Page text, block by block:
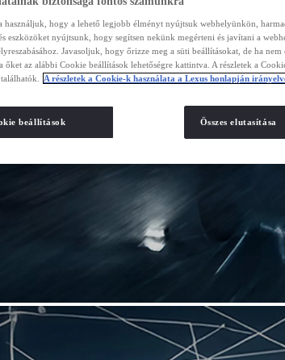
használjuk, hogy a lehető legjobb élményt nyújtsuk webhelyünkön,
eszközöket nyújtsunk, hogy segítsen nekünk megérteni és javítani a
Javasoljuk, hogy őrizze meg a süti beállításokat, de ha
őket az alábbi Cookie beállítások lehetőségre kattintva. A részletek a
A részletek a Cookie-k használata a Lexus honlapján
Összes elutasítása
beállítások